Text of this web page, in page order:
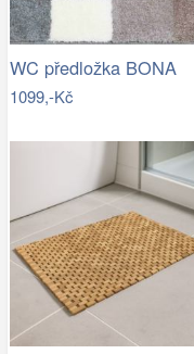
WC předložka BONA
1099,-Kč